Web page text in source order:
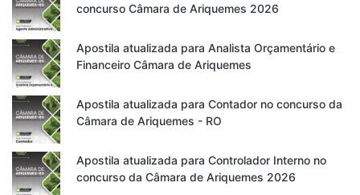
concurso Câmara de Ariquemes 2026
Apostila atualizada para Analista Orçamentário e
Financeiro Câmara de Ariquemes
Apostila atualizada para Contador no concurso da
Câmara de Ariquemes - RO
Apostila atualizada para Controlador Interno no
concurso da Câmara de Ariquemes 2026